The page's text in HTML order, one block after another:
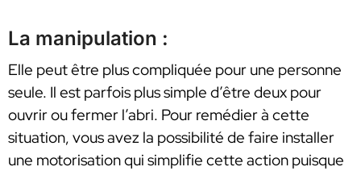
La manipulation :
Elle peut être plus compliquée pour une personne
seule. Il est parfois plus simple d’être deux pour
ouvrir ou fermer l’abri. Pour remédier à cette
situation, vous avez la possibilité de faire installer
une motorisation qui simplifie cette action puisque